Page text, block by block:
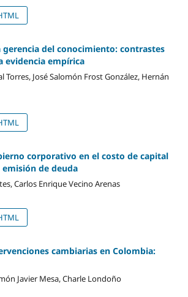
del conocimiento: contrastes
evidencia empírica
Torres, José Salomón Frost González, Hernán
corporativo en el costo de capital
de deuda
Carlos Enrique Vecino Arenas
cambiarias en Colombia:
Javier Mesa, Charle Londoño